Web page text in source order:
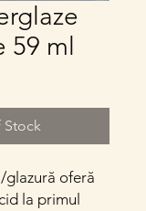
59 ml
Stock
glazură oferă
la primul